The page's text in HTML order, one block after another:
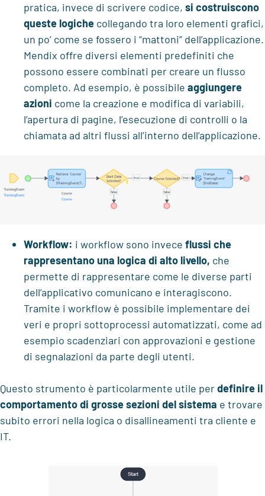
pratica, invece di scrivere codice, si costruiscono
queste logiche collegando tra loro elementi grafici,
un po’ come se fossero i “mattoni” dell’applicazione.
Mendix offre diversi elementi predefiniti che
possono essere combinati per creare un flusso
completo. Ad esempio, è possibile aggiungere
azioni come la creazione e modifica di variabili,
l’apertura di pagine, l’esecuzione di controlli o la
chiamata ad altri flussi all’interno dell’applicazione.
Workflow: i workflow sono invece flussi che
rappresentano una logica di alto livello, che
permette di rappresentare come le diverse parti
dell’applicativo comunicano e interagiscono.
Tramite i workflow è possibile implementare dei
veri e propri sottoprocessi automatizzati, come ad
esempio scadenziari con approvazioni e gestione
di segnalazioni da parte degli utenti.
Questo strumento è particolarmente utile perdefinire il
comportamento di grosse sezioni del sistema e trovare
subito errori nella logica o disallineamenti tra cliente e
IT.